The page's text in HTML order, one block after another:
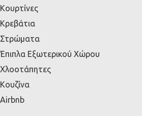
Κουρτίνες
Κρεβάτια
Στρώματα
Έπιπλα Εξωτερικού Χώρου
Χλοοτάπητες
Κουζίνα
Airbnb